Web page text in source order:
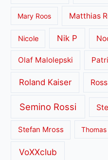
Mary Roos Matthias
Nicole Nik P
Olaf Malolepski
Roland Kaiser
Semino Rossi
Stefan Mross
VoXXclub